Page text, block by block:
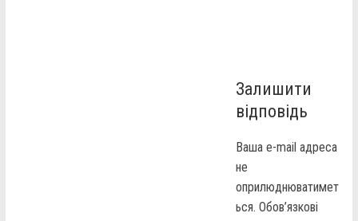
Залишити
відповідь
Ваша e-mail адреса
не
оприлюднюватимет
ься. Обов’язкові